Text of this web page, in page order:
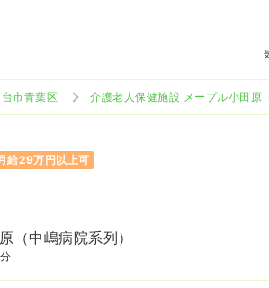
市青葉区 介護老人保健施設 メープル小田原
給29万円以上可
（中嶋病院系列）